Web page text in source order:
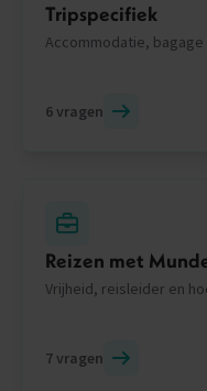
Tripspecifiek
Accommodatie,
6 vragen
Reizen met
Vrijheid, reisleider en
7 vragen